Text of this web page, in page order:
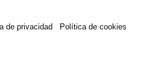
de privacidad
Política de cookies